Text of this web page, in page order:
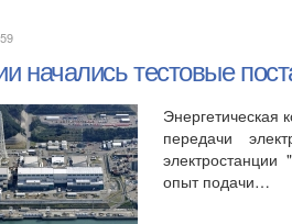
начались тестовые
Энергетическая
передачи
опыт подачи…